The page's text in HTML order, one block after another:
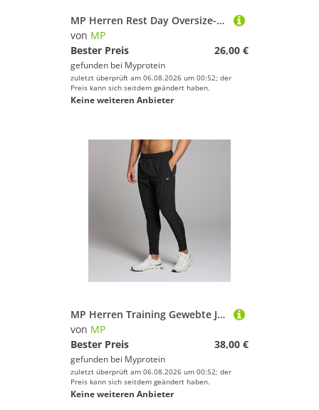
MP Herren Rest Day Oversize-T-Shirt – Weiß - XXXL
von MP
Bester Preis
26,00 €
gefunden bei Myprotein
zuletzt überprüft am 06.08.2026 um 00:52; der
Preis kann sich seitdem geändert haben.
Keine weiteren Anbieter
MP Herren Training Gewebte Jogginghose — Schwarz - XS
von MP
Bester Preis
38,00 €
gefunden bei Myprotein
zuletzt überprüft am 06.08.2026 um 00:52; der
Preis kann sich seitdem geändert haben.
Keine weiteren Anbieter